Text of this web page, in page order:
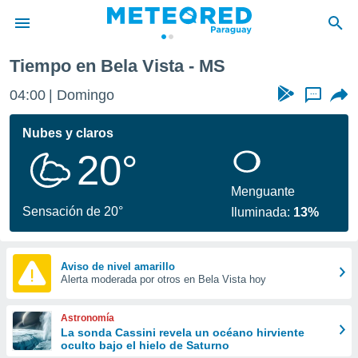
de
ha
calidad.
a este
las
y
forma
digital
basada
Tiempo en Bela Vista - MS
04:00 Domingo ...
Nubes y claros
20°
Sensación de 20°
Menguante
Iluminada: 13%
Aviso de nivel amarillo
Alerta moderada por otros en Bela Vista hoy
Astronomía
La sonda Cassini revela un océano hirviente
oculto bajo el hielo de Saturno